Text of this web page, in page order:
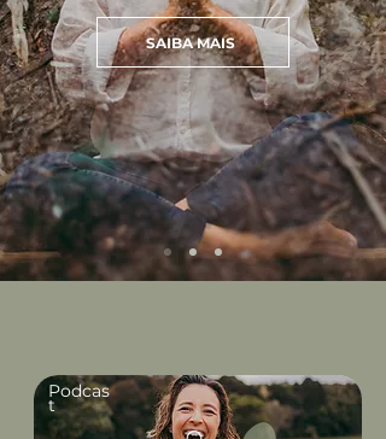
SAIBA MAIS
Podcas
t